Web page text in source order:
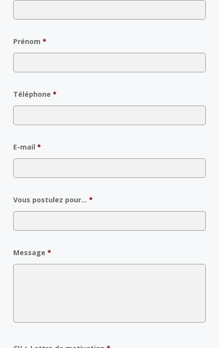
Prénom *
Téléphone *
E-mail *
Vous postulez pour... *
Message *